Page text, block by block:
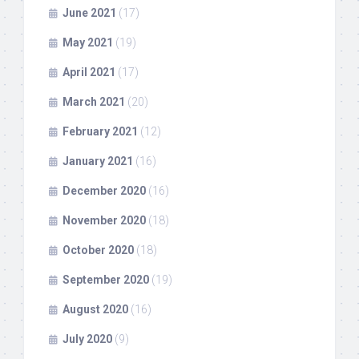
June 2021 (17)
May 2021 (19)
April 2021 (17)
March 2021 (20)
February 2021 (12)
January 2021 (16)
December 2020 (16)
November 2020 (18)
October 2020 (18)
September 2020 (19)
August 2020 (16)
July 2020 (9)